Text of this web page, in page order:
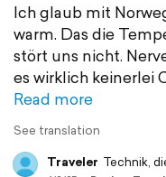
Ich glaub mit
warm. Das die
stört uns nicht.
es wirklich keinerlei
Read more
See translation
Traveler Technik,